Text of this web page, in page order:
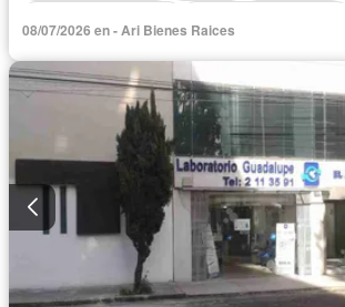
08/07/2026 en - Ari Bienes Raices